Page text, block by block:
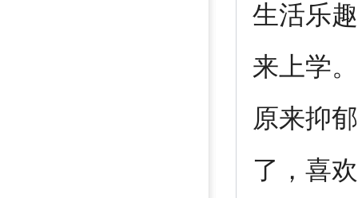
生活乐
来上学
原来抑
了，喜